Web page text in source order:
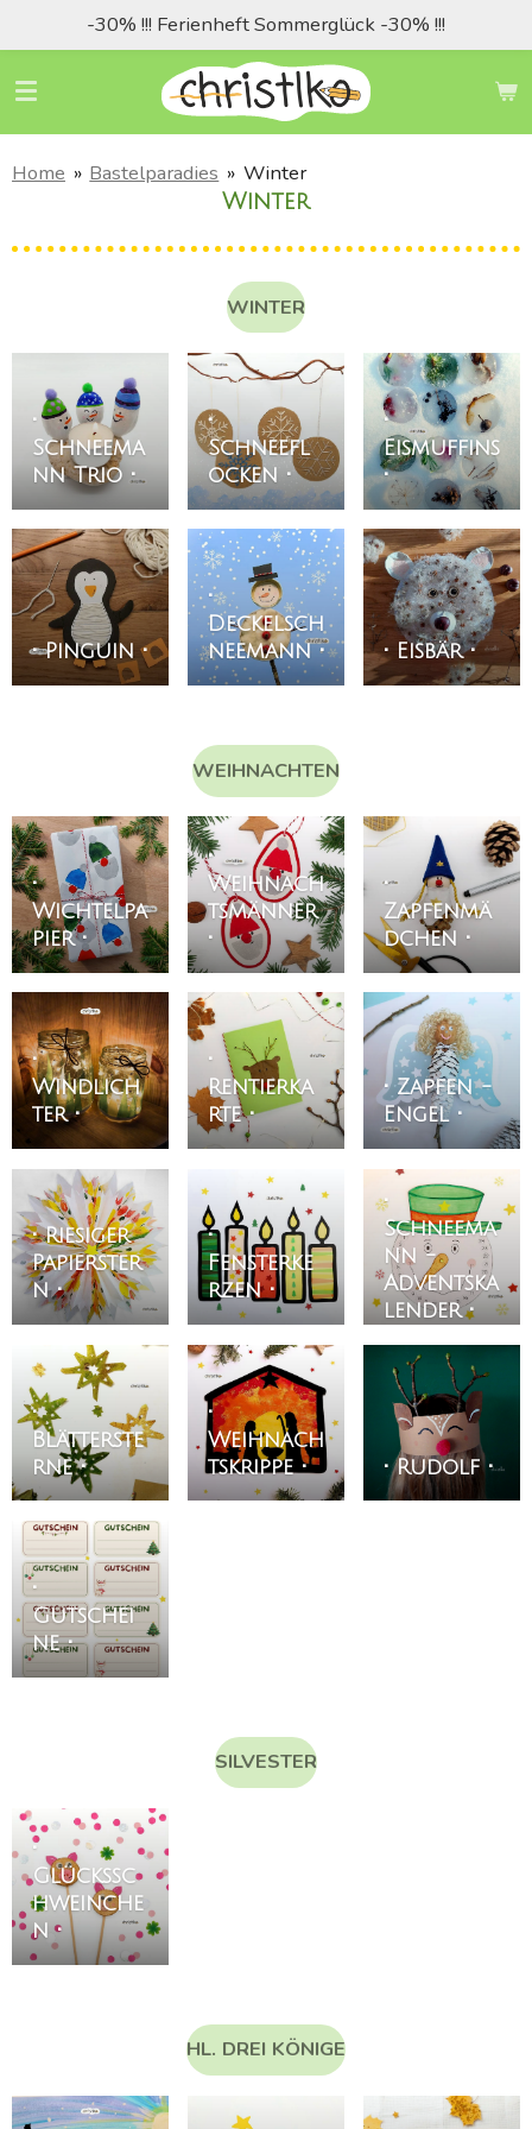
Hauptinhalt
springen
-30% !!! Ferienheft Sommerglück -30% !!!
Home » Bastelparadies » Winter
Winter
WINTER
•
Schneema
nn Trio •
•
Schneefl
ocken •
•
Eismuffins
•
• Pinguin •
•
Deckelsch
neemann •
• Eisbär •
WEIHNACHTEN
•
Wichtelpa
pier •
•
Weihnach
tsmänner
•
•
Zapfenmä
dchen •
•
Windlich
ter •
•
Rentierka
rte •
• Zapfen -
Engel •
• Riesiger
Papierster
n •
•
Fensterke
rzen •
•
Schneema
nn -
Adventska
lender •
•
Blätterste
rne •
•
Weihnach
tskrippe •
• Rudolf •
•
Gutschei
ne •
SILVESTER
•
Glückssc
hweinche
n •
HL. DREI KÖNIGE